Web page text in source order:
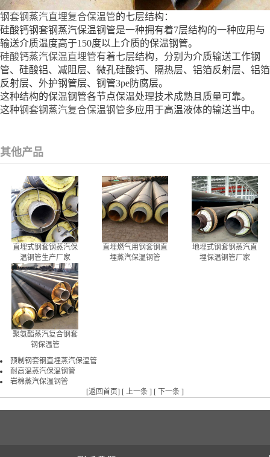
钢套钢蒸汽直埋复合保温管的七层结构：
硅酸钙钢套钢蒸汽保温钢管是一种拥有着7层结构的一种应用与
输送介质温度高于150度以上介质的保温钢管。
硅酸钙蒸汽保温直埋管有着七层结构，分别为介质输送工作钢
管、硅酸铝、减阻层、微孔硅酸钙、隔热层、铝箔反射层、铝箔
反射层、外护钢管层、钢管3pe防腐层。
这种结构的保温钢管各节点保温处理技术成熟且质量可靠。
这种钢套钢蒸汽复合保温钢管多应用于高温液体的输送当中。
其他产品
直埋式钢套钢蒸汽保
温钢管生产厂家
直埋燃气用钢套钢直
埋蒸汽保温钢管
地埋式钢套钢蒸汽直
埋保温钢管厂家
聚氨酯蒸汽复合钢套
钢保温管
预制钢套钢直埋蒸汽保温管
耐高温蒸汽保温钢管
岩棉蒸汽保温钢管
[返回首页] [ 上一条 ] [ 下一条 ]